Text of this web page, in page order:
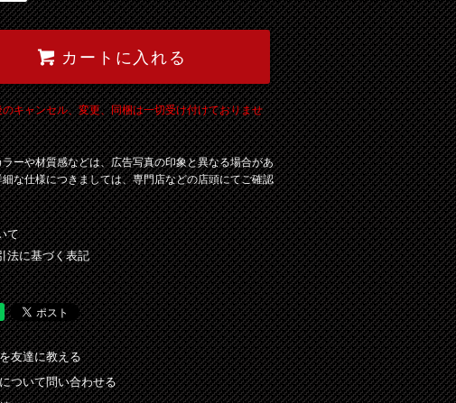
カートに入れる
キャンセル、変更、同梱は一切受け付けておりませ
ーや材質感などは、広告写真の印象と異なる場合があ
な仕様につきましては、専門店などの店頭にてご確認
て
法に基づく表記
友達に教える
ついて問い合わせる